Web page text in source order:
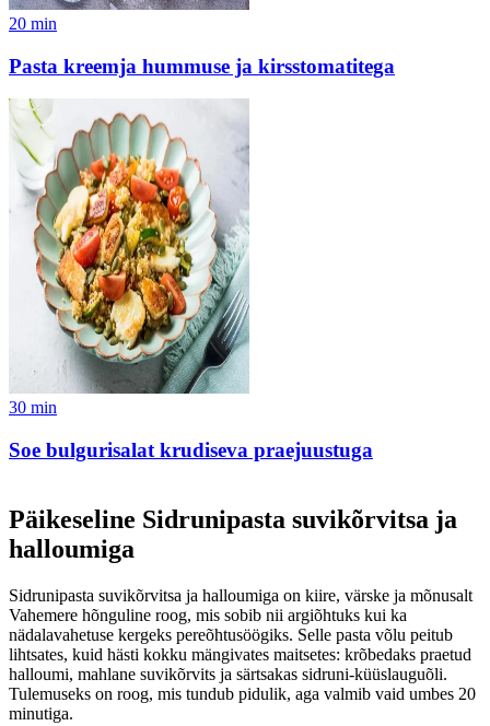
20 min
Pasta kreemja hummuse ja kirsstomatitega
30 min
Soe bulgurisalat krudiseva praejuustuga
Päikeseline Sidrunipasta suvikõrvitsa ja
halloumiga
Sidrunipasta suvikõrvitsa ja halloumiga on kiire, värske ja mõnusalt
Vahemere hõnguline roog, mis sobib nii argiõhtuks kui ka
nädalavahetuse kergeks pereõhtusöögiks. Selle pasta võlu peitub
lihtsates, kuid hästi kokku mängivates maitsetes: krõbedaks praetud
halloumi, mahlane suvikõrvits ja särtsakas sidruni-küüslauguõli.
Tulemuseks on roog, mis tundub pidulik, aga valmib vaid umbes 20
minutiga.